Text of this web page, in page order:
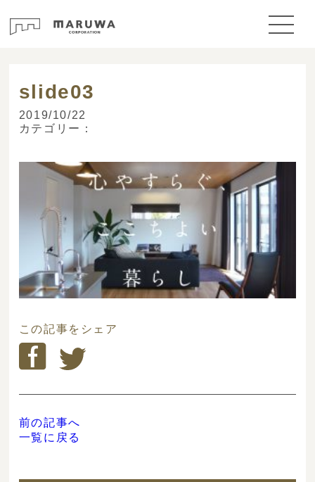
slide03
2019/10/22
カテゴリー：
この記事をシェア
前の記事へ
一覧に戻る